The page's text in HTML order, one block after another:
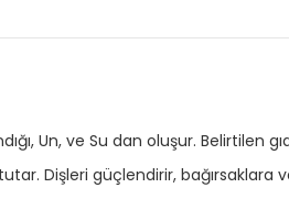
Un, ve Su dan oluşur. Belirtilen
Dişleri güçlendirir, bağırsaklara